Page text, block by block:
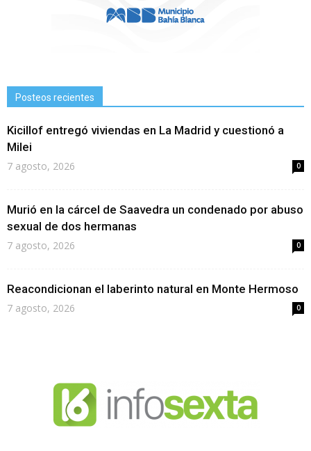
Posteos recientes
Kicillof entregó viviendas en La Madrid y cuestionó a
Milei
7 agosto, 2026 0
Murió en la cárcel de Saavedra un condenado por abuso
sexual de dos hermanas
7 agosto, 2026 0
Reacondicionan el laberinto natural en Monte Hermoso
7 agosto, 2026 0